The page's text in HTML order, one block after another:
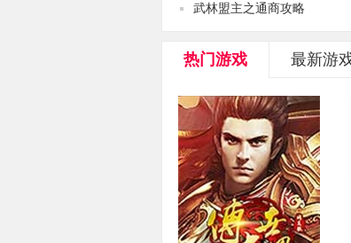
武林盟主之通商攻略
热门游戏 最新游